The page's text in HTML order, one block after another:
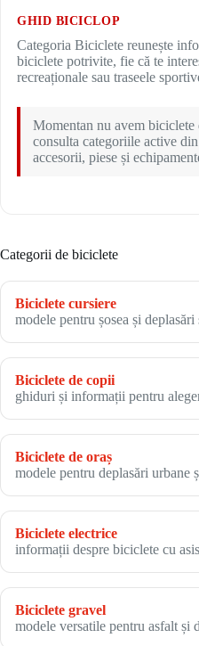
GHID BICICLOP
Categoria Biciclete reunește
biciclete potrivite, fie că te
recreaționale sau traseele
Momentan nu avem
consulta categoriile active
accesorii, piese și
Categorii de biciclete
Biciclete cursiere
modele pentru șosea și
Biciclete de copii
ghiduri și informații pentru
Biciclete de oraș
modele pentru deplasări urbane
Biciclete electrice
informații despre biciclete cu
Biciclete gravel
modele versatile pentru asfalt și